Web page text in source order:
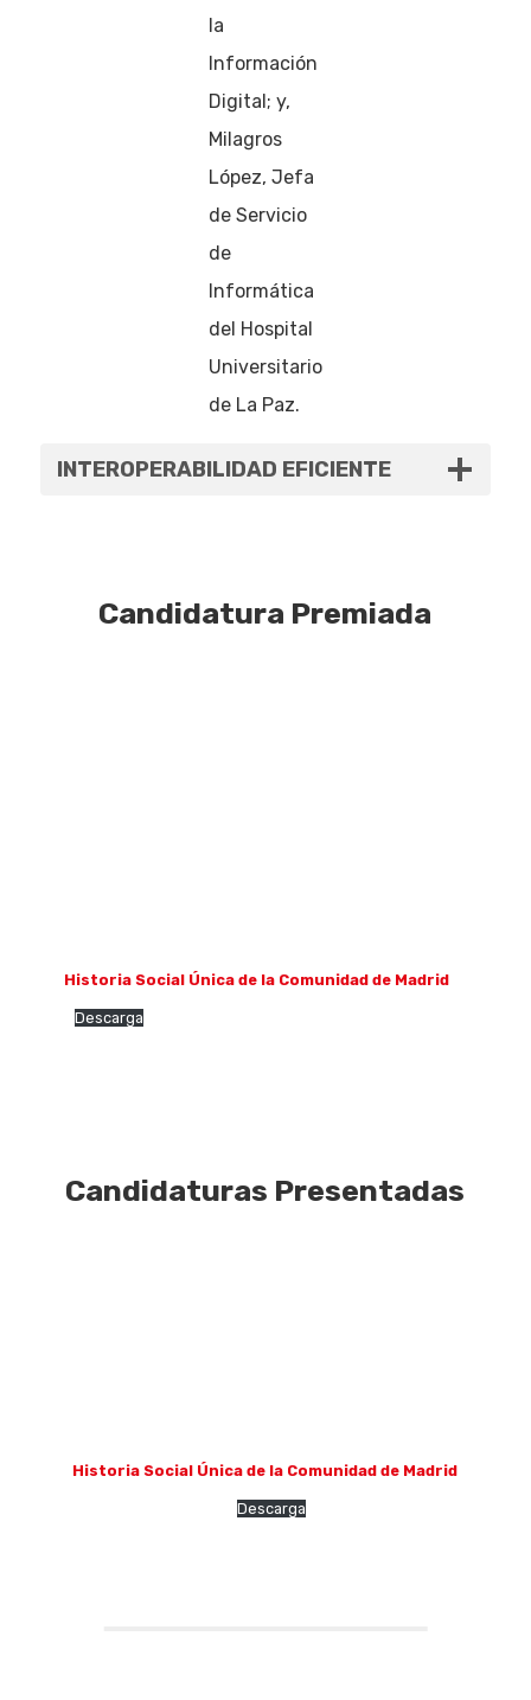
la
Información
Digital; y,
Milagros
López, Jefa
de Servicio
de
Informática
del Hospital
Universitario
de La Paz.
INTEROPERABILIDAD EFICIENTE
Candidatura Premiada
Historia Social Única de la Comunidad de Madrid
Descarga
Candidaturas Presentadas
Historia Social Única de la Comunidad de Madrid
Descarga